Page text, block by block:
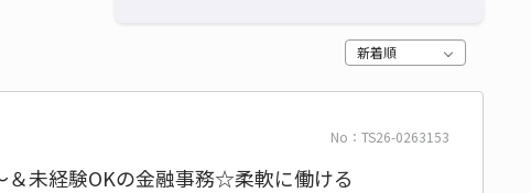
新着順
No：TS26-0263153
＆未経験OKの金融事務☆柔軟に働ける